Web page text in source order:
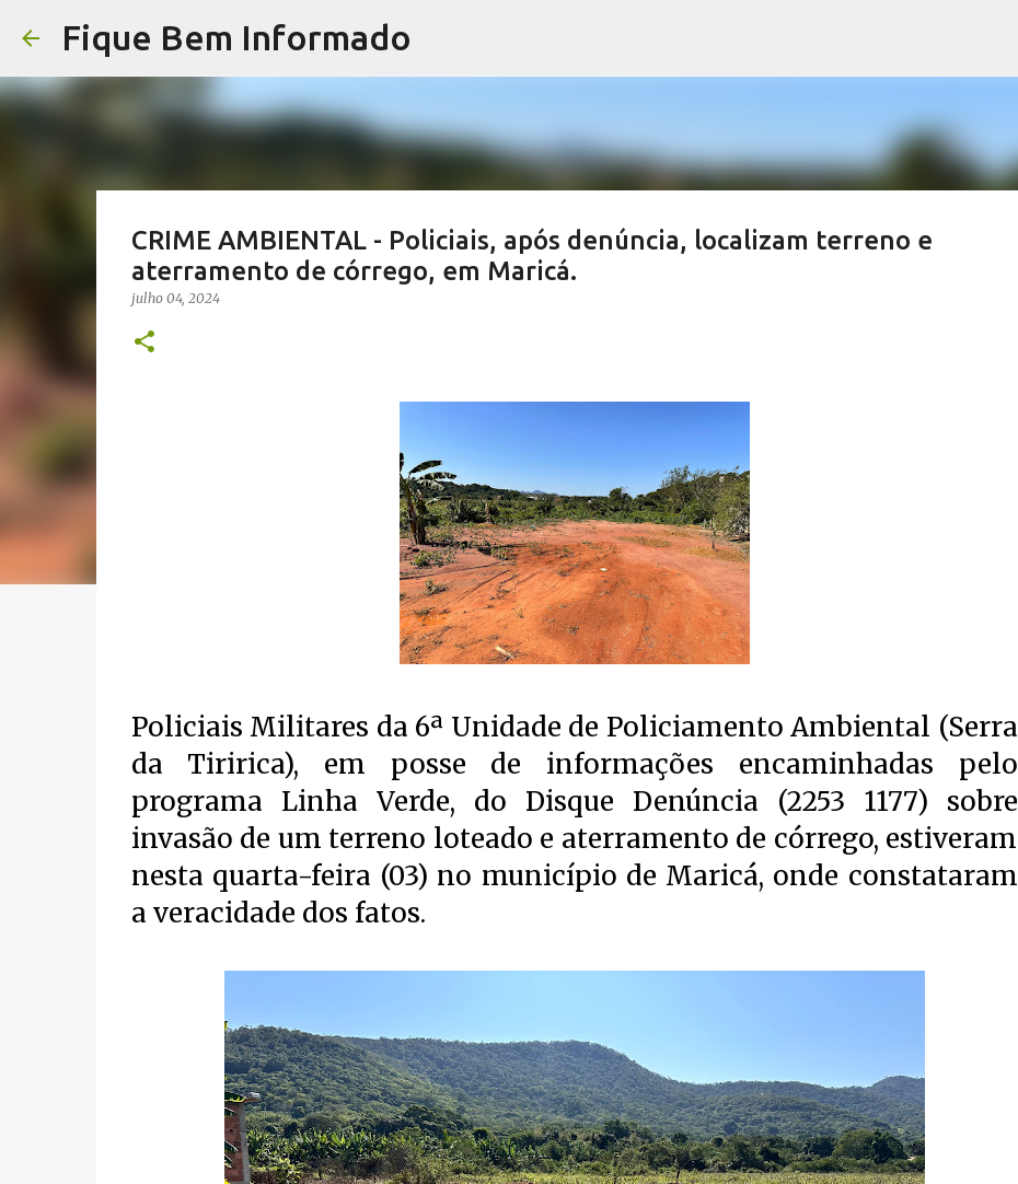
Fique Bem Informado
CRIME AMBIENTAL - Policiais, após denúncia, localizam terreno e
aterramento de córrego, em Maricá.
julho 04, 2024
Policiais Militares da 6ª Unidade de Policiamento Ambiental (Serra
da Tiririca), em posse de informações encaminhadas pelo
programa Linha Verde, do Disque Denúncia (2253 1177) sobre
invasão de um terreno loteado e aterramento de córrego, estiveram
nesta quarta-feira (03) no município de Maricá, onde constataram
a veracidade dos fatos.